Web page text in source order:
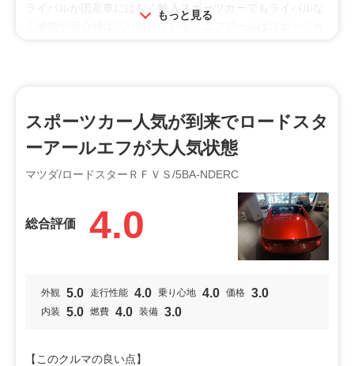
ライバルが国産車にはなく輸入スポーツカーでもライバルな
投稿日：2023年09月04日
利用シーン
ドライブ
走り好き 男性向け 女性向け
落ち着き カッコいい 小回り
加速 燃費
もっと見る
スポーツカー人気が到来でロードスタ
ーアールエフが大人気状態
マツダ/ロードスターＲＦＶＳ/5BA-NDERC
総合評価 4.0
外観 5.0 走行性能 4.0 乗り心地 4.0 価格 3.0
内装 5.0 燃費 4.0 装備 3.0
【このクルマの良い点】